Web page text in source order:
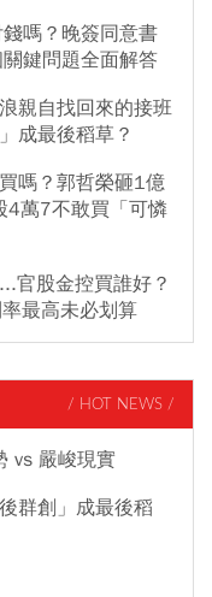
嗎？晚簽同意書
鍵問題全面解答
親自找回來的接班
成最後稻草？
嗎？郭哲榮砸1億
4萬7不敢買「可憐
官股金控買誰好？
最高未必划算
/ HOT NEWS /
vs 嚴峻現實
群創」成最後稻